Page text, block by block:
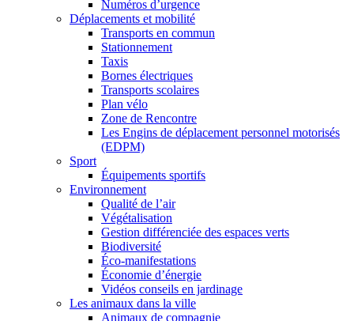
Numéros d’urgence
Déplacements et mobilité
Transports en commun
Stationnement
Taxis
Bornes électriques
Transports scolaires
Plan vélo
Zone de Rencontre
Les Engins de déplacement personnel motorisés
(EDPM)
Sport
Équipements sportifs
Environnement
Qualité de l’air
Végétalisation
Gestion différenciée des espaces verts
Biodiversité
Éco-manifestations
Économie d’énergie
Vidéos conseils en jardinage
Les animaux dans la ville
Animaux de compagnie